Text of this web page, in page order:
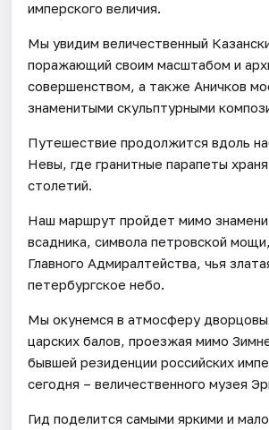
имперского величия.
Мы увидим величественный
поражающий своим масштабом и
совершенством, а также Аничков
знаменитыми скульптурными
Путешествие продолжится вдоль
Невы, где гранитные парапеты
столетий.
Наш маршрут пройдет мимо
всадника, символа петровской
Главного Адмиралтейства, чья
петербургское небо.
Мы окунемся в атмосферу
царских балов, проезжая мимо
бывшей резиденции российских
сегодня – величественного музея
Гид поделится самыми яркими и